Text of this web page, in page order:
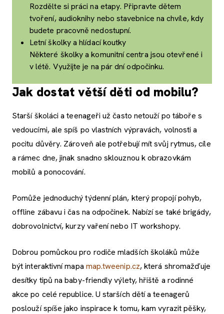
Rozdělte si práci na etapy. Připravte dětem
tvoření, audioknihy nebo stavebnice na chvíle, kdy
budete pracovně nedostupní.
Letní školky a hlídací koutky
Některé školky a komunitní centra jsou otevřené i
v létě. Využijte je na pár dní odpočinku.
Jak dostat větší děti od mobilu?
Starší školáci a teenageři už často netouží po táboře s
vedoucími, ale spíš po vlastních výpravách, volnosti a
pocitu důvěry. Zároveň ale potřebují mít svůj rytmus, cíle
a rámec dne, jinak snadno sklouznou k obrazovkám
mobilů a ponocování.
Pomůže jednoduchý týdenní plán, který propojí pohyb,
offline zábavu i čas na odpočinek. Nabízí se také brigády,
dobrovolnictví, kurzy vaření nebo IT workshopy.
Dobrou pomůckou pro rodiče mladších školáků může
být interaktivní mapa map.tweenip.cz, která shromažďuje
desítky tipů na baby-friendly výlety, hřiště a rodinné
akce po celé republice. U starších dětí a teenagerů
poslouží spíše jako inspirace k tomu, kam vyrazit pěšky,